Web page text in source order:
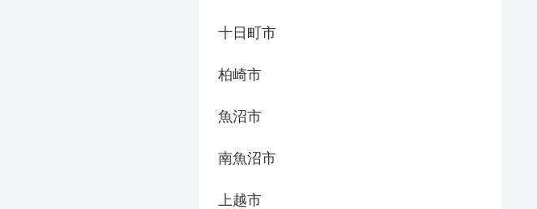
十日町市
柏崎市
魚沼市
南魚沼市
上越市